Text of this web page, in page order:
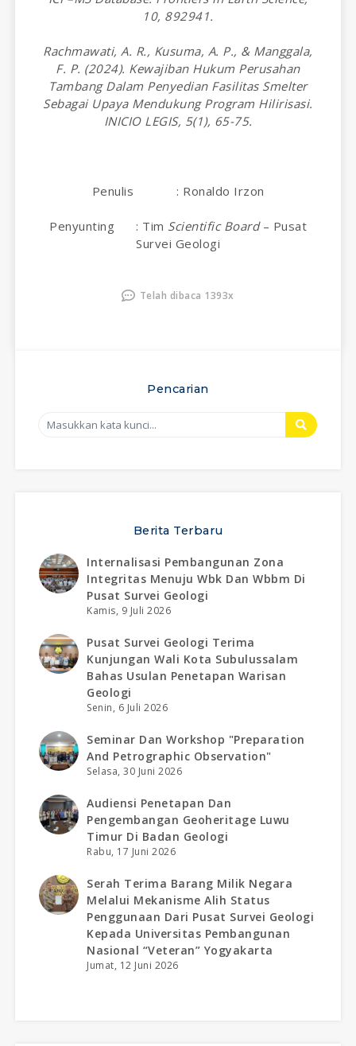
10, 892941.
Rachmawati, A. R., Kusuma, A. P., & Manggala,
F. P. (2024). Kewajiban Hukum Perusahan
Tambang Dalam Penyedian Fasilitas Smelter
Sebagai Upaya Mendukung Program Hilirisasi.
INICIO LEGIS, 5(1), 65-75.
Penulis : Ronaldo Irzon
Penyunting : Tim Scientific Board– Pusat
Survei Geologi
Telah dibaca 1393x
Pencarian
Berita Terbaru
Internalisasi Pembangunan Zona
Integritas Menuju Wbk Dan Wbbm Di
Pusat Survei Geologi
Kamis, 9 Juli 2026
Pusat Survei Geologi Terima
Kunjungan Wali Kota Subulussalam
Bahas Usulan Penetapan Warisan
Geologi
Senin, 6 Juli 2026
Seminar Dan Workshop "preparation
And Petrographic Observation"
Selasa, 30 Juni 2026
Audiensi Penetapan Dan
Pengembangan Geoheritage Luwu
Timur Di Badan Geologi
Rabu, 17 Juni 2026
Serah Terima Barang Milik Negara
Melalui Mekanisme Alih Status
Penggunaan Dari Pusat Survei Geologi
Kepada Universitas Pembangunan
Nasional “veteran” Yogyakarta
Jumat, 12 Juni 2026